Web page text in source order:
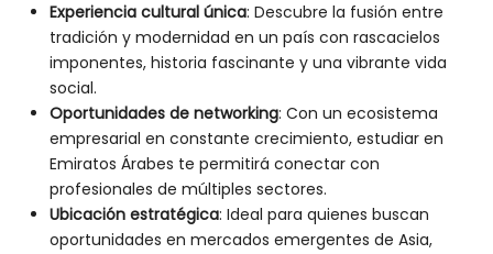
Experiencia cultural única: Descubre la fusión entre
tradición y modernidad en un país con rascacielos
imponentes, historia fascinante y una vibrante vida
social.
Oportunidades de networking: Con un ecosistema
empresarial en constante crecimiento, estudiar en
Emiratos Árabes te permitirá conectar con
profesionales de múltiples sectores.
Ubicación estratégica: Ideal para quienes buscan
oportunidades en mercados emergentes de Asia,